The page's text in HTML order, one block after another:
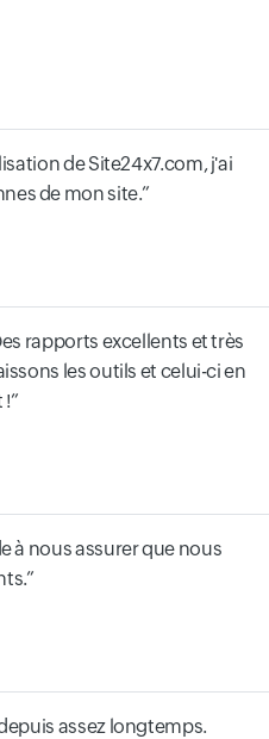
de Site24x7.com, j'ai
de mon site.
rapports excellents et très
les outils et celui-ci en
!
à nous assurer que nous
assez longtemps.